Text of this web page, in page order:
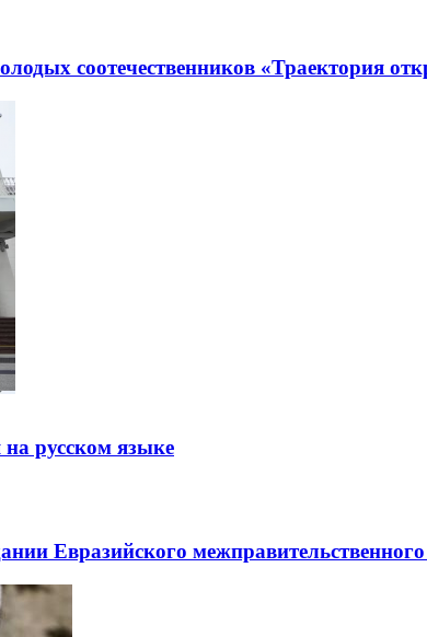
соотечественников «Траектория
русском языке
Евразийского